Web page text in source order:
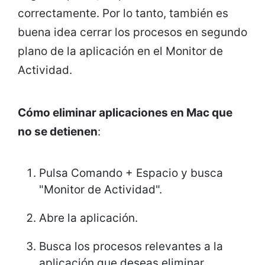
correctamente. Por lo tanto, también es
buena idea cerrar los procesos en segundo
plano de la aplicación en el Monitor de
Actividad.
Cómo eliminar aplicaciones en Mac que
no se detienen:
Pulsa Comando + Espacio y busca
"Monitor de Actividad".
Abre la aplicación.
Busca los procesos relevantes a la